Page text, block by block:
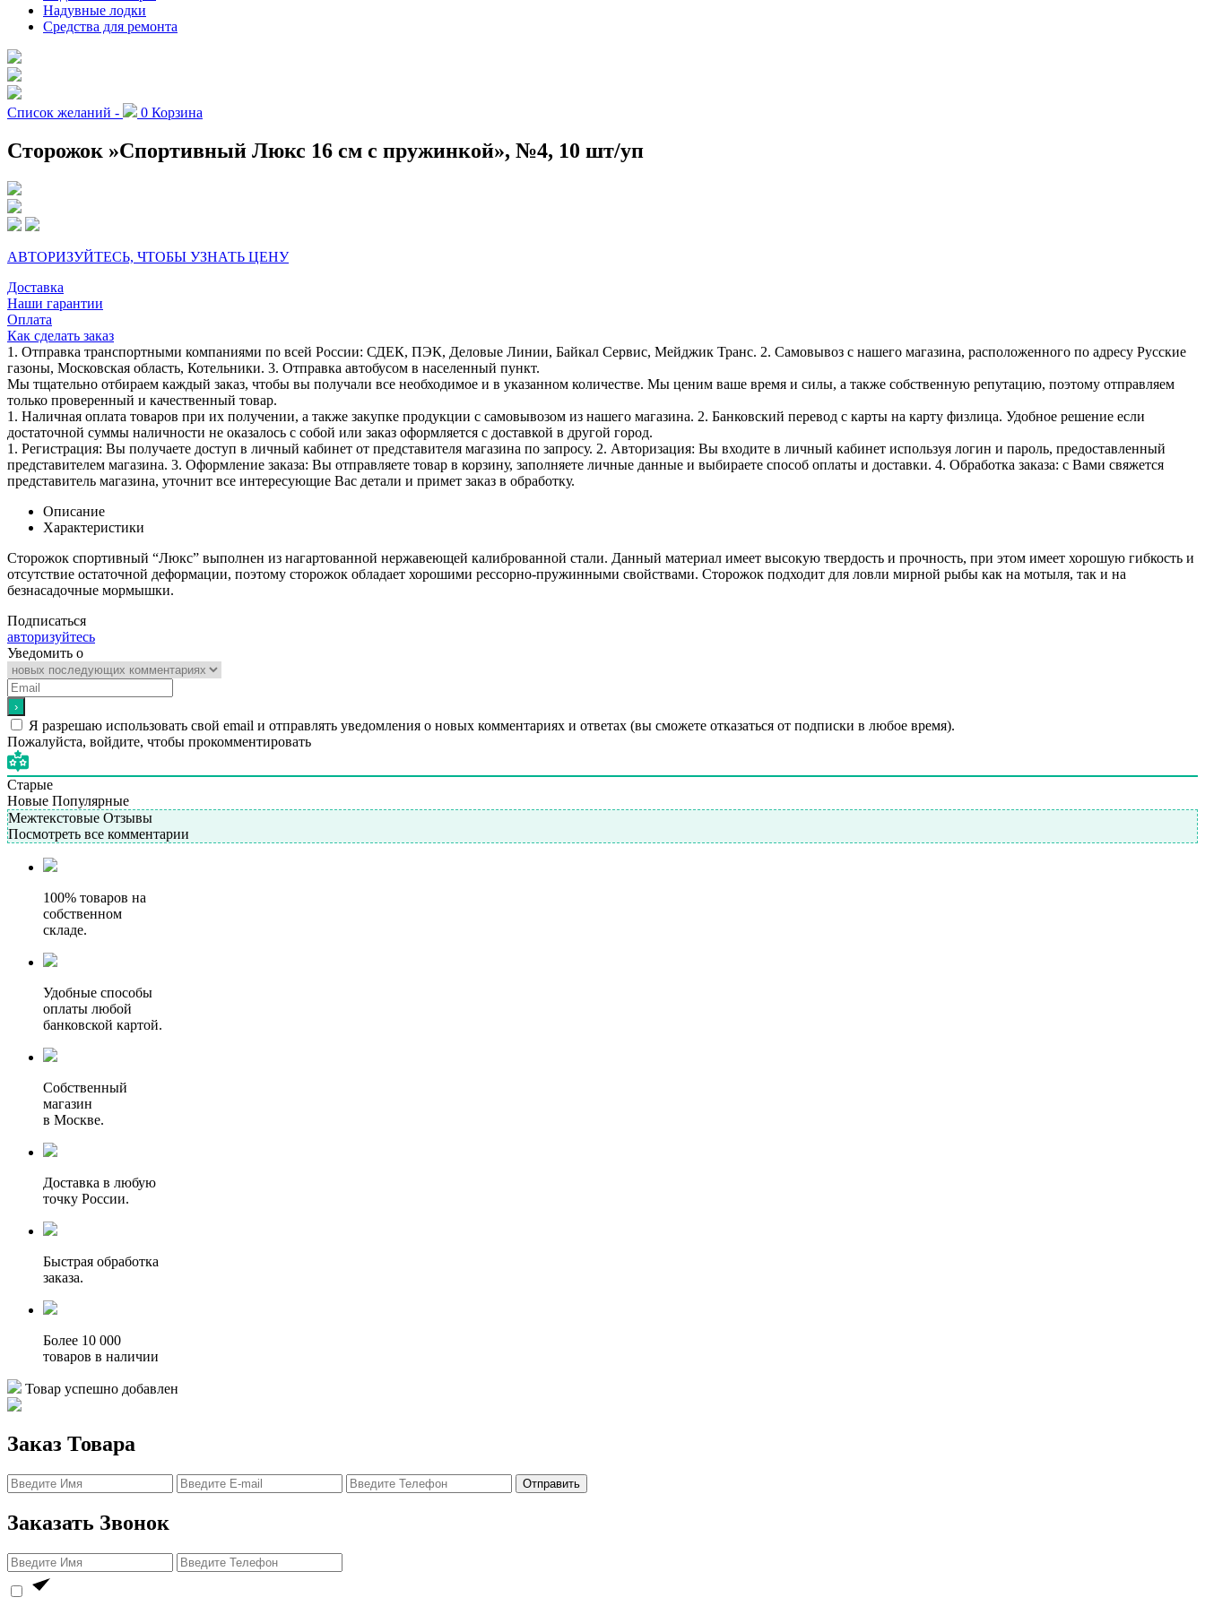
Надувные лодки
Средства для ремонта
Список желаний - 0 Корзина
Сторожок »Спортивный Люкс 16 cм с пружинкой», №4, 10 шт/уп
АВТОРИЗУЙТЕСЬ, ЧТОБЫ УЗНАТЬ ЦЕНУ
Доставка
Наши гарантии
Оплата
Как сделать заказ
1. Отправка транспортными компаниями по всей России: СДЕК, ПЭК, Деловые Линии, Байкал Сервис, Мейджик Транс. 2. Самовывоз с нашего магазина, расположенного по адресу Русские
газоны, Московская область, Котельники. 3. Отправка автобусом в населенный пункт.
Мы тщательно отбираем каждый заказ, чтобы вы получали все необходимое и в указанном количестве. Мы ценим ваше время и силы, а также собственную репутацию, поэтому отправляем
только проверенный и качественный товар.
1. Наличная оплата товаров при их получении, а также закупке продукции с самовывозом из нашего магазина. 2. Банковский перевод с карты на карту физлица. Удобное решение если
достаточной суммы наличности не оказалось с собой или заказ оформляется с доставкой в другой город.
1. Регистрация: Вы получаете доступ в личный кабинет от представителя магазина по запросу. 2. Авторизация: Вы входите в личный кабинет используя логин и пароль, предоставленный
представителем магазина. 3. Оформление заказа: Вы отправляете товар в корзину, заполняете личные данные и выбираете способ оплаты и доставки. 4. Обработка заказа: с Вами свяжется
представитель магазина, уточнит все интересующие Вас детали и примет заказ в обработку.
Описание
Характеристики
Сторожок спортивный “Люкс” выполнен из нагартованной нержавеющей калиброванной стали. Данный материал имеет высокую твердость и прочность, при этом имеет хорошую гибкость и
отсутствие остаточной деформации, поэтому сторожок обладает хорошими рессорно-пружинными свойствами. Сторожок подходит для ловли мирной рыбы как на мотыля, так и на
безнасадочные мормышки.
Подписаться
авторизуйтесь
Уведомить о
Я разрешаю использовать свой email и отправлять уведомления о новых комментариях и ответах (вы cможете отказаться от подписки в любое время).
Пожалуйста, войдите, чтобы прокомментировать
Старые
Новые Популярные
Межтекстовые Отзывы
Посмотреть все комментарии
100% товаров на
собственном
складе.
Удобные способы
оплаты любой
банковской картой.
Собственный
магазин
в Москве.
Доставка в любую
точку России.
Быстрая обработка
заказа.
Более 10 000
товаров в наличии
Товар успешно добавлен
Заказ Товара
Отправить
Заказать Звонок